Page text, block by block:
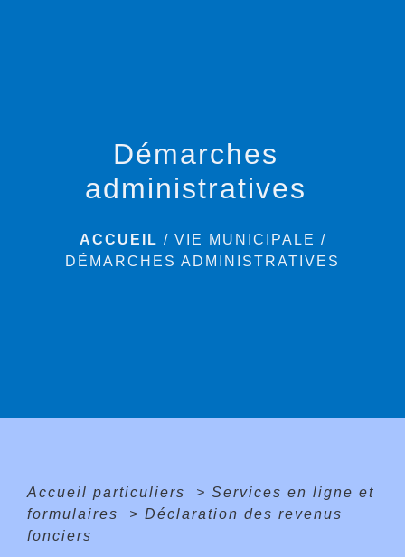
Démarches
administratives
ACCUEIL / VIE MUNICIPALE /
DÉMARCHES ADMINISTRATIVES
Accueil particuliers > Services en ligne et
formulaires
> Déclaration des revenus
fonciers